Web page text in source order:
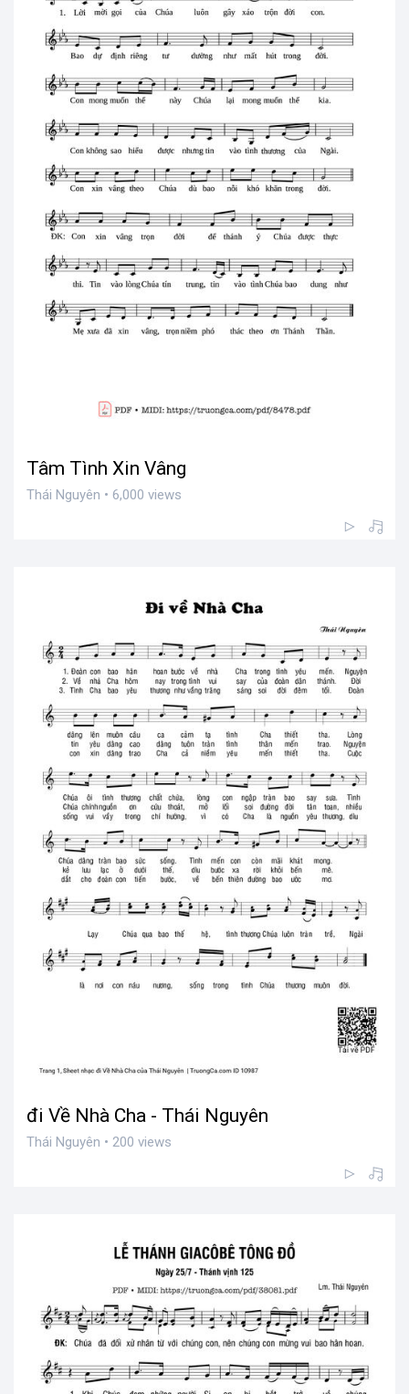
Tâm Tình Xin Vâng
Thái Nguyên • 6,000 views
đi Về Nhà Cha - Thái Nguyên
Thái Nguyên • 200 views